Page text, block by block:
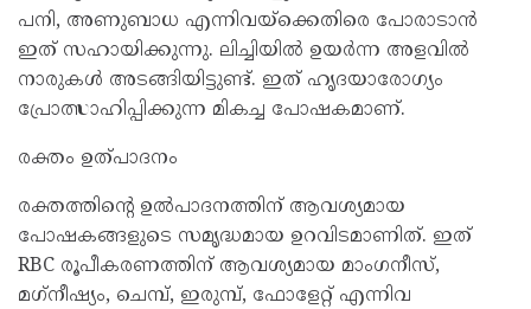
പനി, അണുബാധ എന്നിവയ്ക്കെതിരെ പോരാടാന്‍
ഇത് സഹായിക്കുന്നു. ലിച്ചിയില്‍ ഉയര്‍ന്ന അളവില്‍
നാരുകള്‍ അടങ്ങിയിട്ടുണ്ട്. ഇത് ഹൃദയാരോഗ്യം
പ്രോത്സാഹിപ്പിക്കുന്ന മികച്ച പോഷകമാണ്.
രക്തം ഉത്പാദനം
രക്തത്തിന്റെ ഉല്‍പാദനത്തിന് ആവശ്യമായ
പോഷകങ്ങളുടെ സമൃദ്ധമായ ഉറവിടമാണിത്. ഇത്
RBC രൂപീകരണത്തിന് ആവശ്യമായ മാംഗനീസ്,
മഗ്‌നീഷ്യം, ചെമ്പ്, ഇരുമ്പ്, ഫോളേറ്റ് എന്നിവ